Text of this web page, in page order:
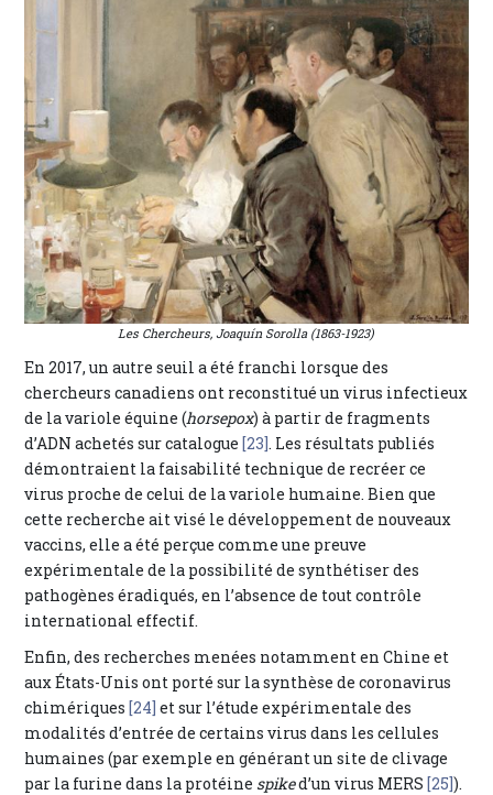
Les Chercheurs, Joaquín Sorolla (1863-1923)
En 2017, un autre seuil a été franchi lorsque des
chercheurs canadiens ont reconstitué un virus infectieux
de la variole équine (horsepox) à partir de fragments
d’ADN achetés sur catalogue[23]. Les résultats publiés
démontraient la faisabilité technique de recréer ce
virus proche de celui de la variole humaine. Bien que
cette recherche ait visé le développement de nouveaux
vaccins, elle a été perçue comme une preuve
expérimentale de la possibilité de synthétiser des
pathogènes éradiqués, en l’absence de tout contrôle
international effectif.
Enfin, des recherches menées notamment en Chine et
aux États-Unis ont porté sur la synthèse de coronavirus
chimériques[24] et sur l’étude expérimentale des
modalités d’entrée de certains virus dans les cellules
humaines (par exemple en générant un site de clivage
par la furine dans la protéine spiked’un virus MERS[25]).